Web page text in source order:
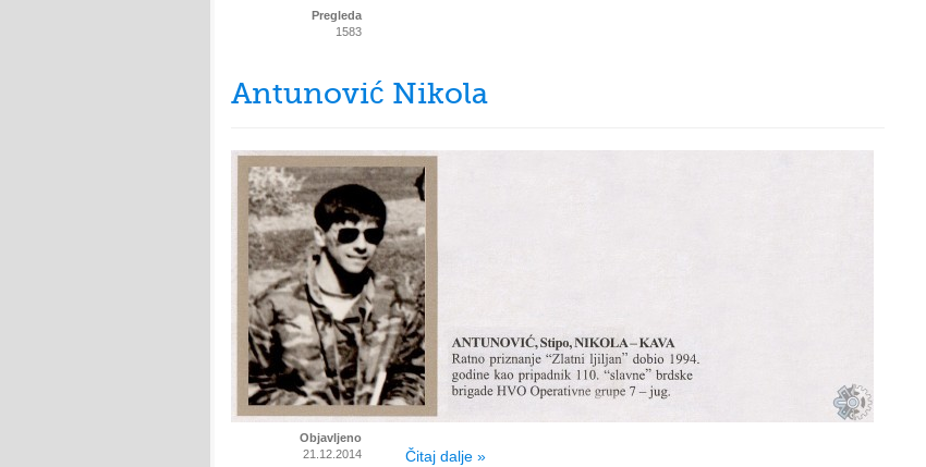
Pregleda
1583
Antunović Nikola
Objavljeno
21.12.2014
Čitaj dalje »